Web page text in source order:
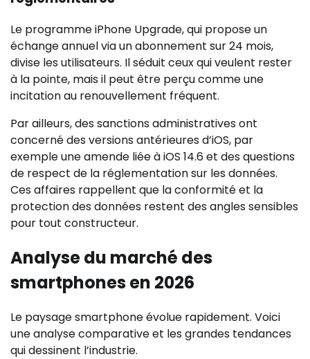
Le programme iPhone Upgrade, qui propose un
échange annuel via un abonnement sur 24 mois,
divise les utilisateurs. Il séduit ceux qui veulent rester
à la pointe, mais il peut être perçu comme une
incitation au renouvellement fréquent.
Par ailleurs, des sanctions administratives ont
concerné des versions antérieures d’iOS, par
exemple une amende liée à iOS 14.6 et des questions
de respect de la réglementation sur les données.
Ces affaires rappellent que la conformité et la
protection des données restent des angles sensibles
pour tout constructeur.
Analyse du marché des
smartphones en 2026
Le paysage smartphone évolue rapidement. Voici
une analyse comparative et les grandes tendances
qui dessinent l’industrie.